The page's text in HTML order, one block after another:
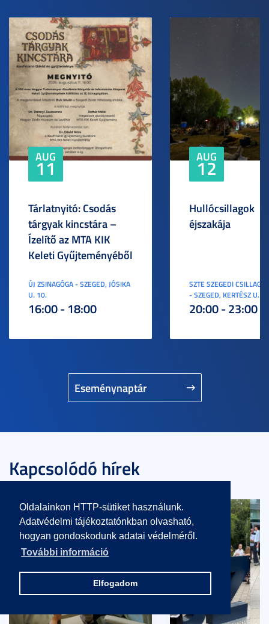
Oldalainkon HTTP-sütiket használunk.
Adatvédelmi tájékoztatónkban olvasható,
hogyan gondoskodunk adatai védelméről.
További információ
Elfogadom
Eseménynaptár
AUG
11
Tárlatnyitó: Csodás
tárgyak kincstára –
Ízelítő az MTA KIK
Keleti Gyűjteményéből
ÚJ ZSINAGÓGA - SZEGED, JÓSIKA
U. 10.
16:00 - 18:00
AUG
12
Hullócsillagok
éjszakája
SZTE SZEGEDI
- SZEGED, KERTÉSZ U. 3.
20:00 - 23:00
Kapcsolódó hírek